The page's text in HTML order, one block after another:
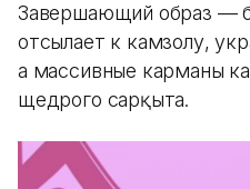
Завершающий образ —
отсылает к камзолу,
а массивные карманы
щедрого сарқыта.